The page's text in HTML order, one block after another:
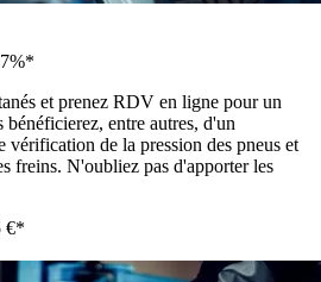
et prenez RDV en ligne pour un
bénéficierez, entre autres, d'un
vérification de la pression des pneus et
freins. N'oubliez pas d'apporter les
€*